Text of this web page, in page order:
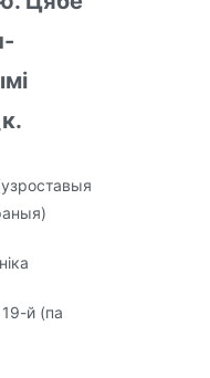
й (па